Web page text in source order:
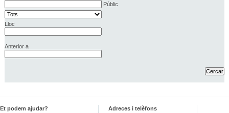
Públic
Lloc
Anterior a
Et podem ajudar?
Adreces i telèfons